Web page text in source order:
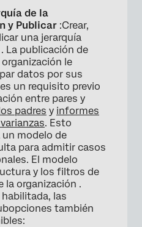
de la
y Publicar :Crear,
una jerarquía
La publicación de
le
datos por sus
un requisito previo
entre pares y
padres y informes
. Esto
modelo de
para admitir casos
El modelo
y los filtros de
la organización .
las
también